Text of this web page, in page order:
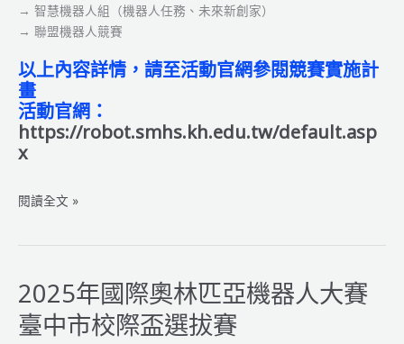
→ 智慧機器人組（機器人任務、未來新創家）
→ 聯盟機器人競賽
以上內容詳情，請至活動官網參閱競賽實施計
畫
活動官網：
https://robot.smhs.kh.edu.tw/default.asp
x
2025
校
盃-
高
雄
閱讀全文 »
2025年國際奧林匹亞機器人大賽
臺中市校際盃選拔賽